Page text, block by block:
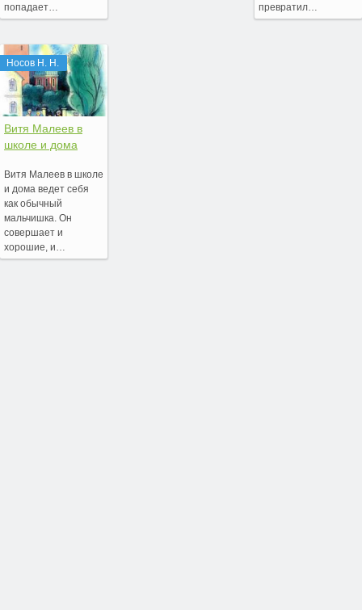
попадает…
Носов Н. Н.
Витя Малеев в
школе и дома
Витя Малеев в школе
и дома ведет себя
как обычный
мальчишка. Он
совершает и
хорошие, и…
превратил…